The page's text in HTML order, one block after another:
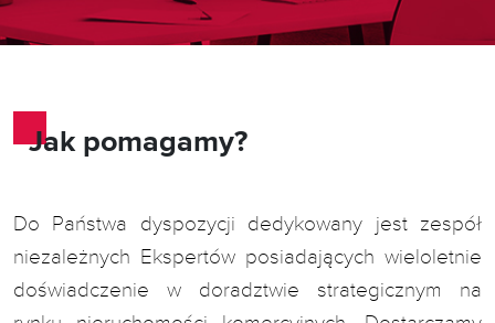
Jak pomagamy?
Do Państwa dyspozycji dedykowany jest zespół
niezależnych Ekspertów posiadających wieloletnie
doświadczenie w doradztwie strategicznym na